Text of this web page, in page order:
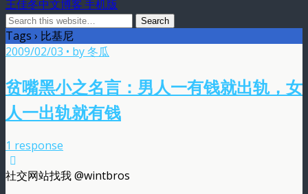
王佳冬中文博客 手机版
Tags › 比基尼
2009/02/03 • by 冬瓜
贫嘴黑小之名言：男人一有钱就出轨，女
人一出轨就有钱
1 response
社交网站找我 @wintbros